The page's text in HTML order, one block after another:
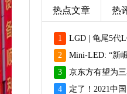
热点文章 热
1
LGD | 龟尾5代
2
Mini-LED: “新
3
京东方有望为三星
4
定了！2021中国国际